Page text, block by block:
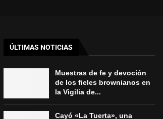
ÚLTIMAS NOTICIAS
Muestras de fe y devoción
de los fieles brownianos en
la Vigilia de...
Cayó «La Tuerta», una